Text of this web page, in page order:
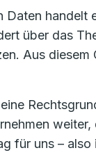
über das
Aus
für uns –